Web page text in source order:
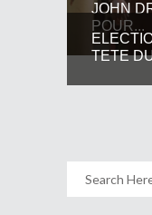
JOHN
POUR...
TETE